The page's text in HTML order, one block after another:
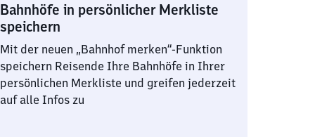
Bahnhöfe in persönlicher Merkliste
speichern
Mit der neuen „Bahnhof merken“-Funktion
speichern Reisende Ihre Bahnhöfe in Ihrer
persönlichen Merkliste und greifen jederzeit
auf alle Infos zu